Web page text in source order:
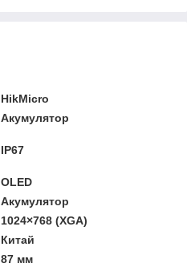
HikMicro
Акумулятор
IP67
OLED
Акумулятор
1024×768 (XGA)
Китай
87 мм